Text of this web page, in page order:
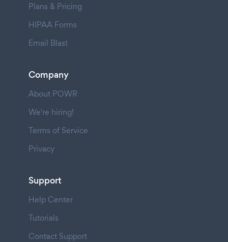
Plans & Pricing
HIPAA Forms
Email Blast
Company
About POWR
We're hiring!
Terms of Service
Privacy
Support
Help Center
Tutorials
Contact Support